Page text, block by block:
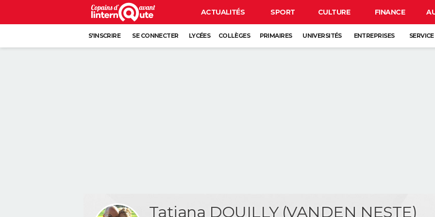
ACTUALITÉS SPORT CULTURE FINANCE
S'INSCRIRE SE CONNECTER LYCÉES COLLÈGES PRIMAIRES UNIVERSITÉS ENTREPRISES
Tatiana DOUILLY (VANDEN NESTE)